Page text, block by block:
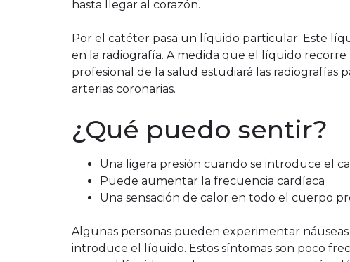
hasta llegar al corazón.
Por el catéter pasa un líquido particular. Este
en la radiografía. A medida que el líquido recorre
profesional de la salud estudiará las
arterias coronarias.
¿Qué puedo sentir?
Una ligera presión cuando se introduce el
Puede aumentar la frecuencia cardíaca
Una sensación de calor en todo el cuerpo
Algunas personas pueden experimentar
introduce el líquido. Estos síntomas son poco